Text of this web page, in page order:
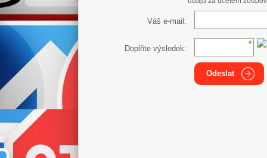
Váš e-mail:
Doplňte výsledek:
Odeslat